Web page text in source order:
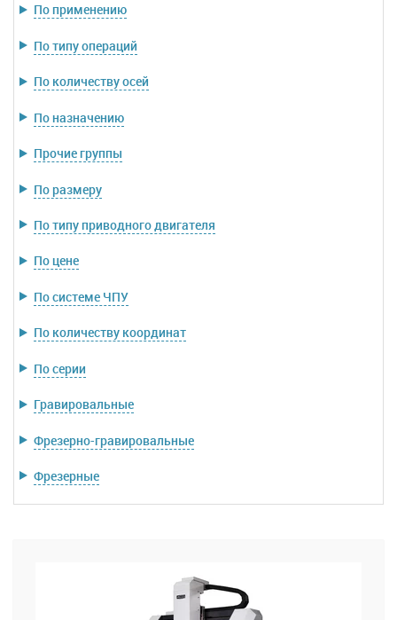
По применению
По типу операций
По количеству осей
По назначению
Прочие группы
По размеру
По типу приводного двигателя
По цене
По системе ЧПУ
По количеству координат
По серии
Гравировальные
Фрезерно-гравировальные
Фрезерные